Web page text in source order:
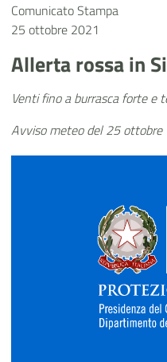
Comunicato Stampa
25 ottobre 2021
Allerta rossa in
Venti fino a burrasca forte e
Avviso meteo del 25 ottobre